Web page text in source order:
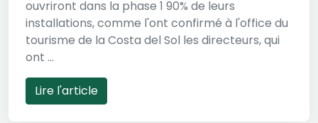
ouvriront dans la phase 1 90% de leurs
installations, comme l'ont confirmé à l'office du
tourisme de la Costa del Sol les directeurs, qui
ont ...
Lire l'article